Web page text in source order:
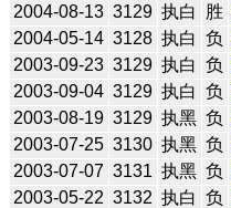
2004-08-13 3129 执白 胜
2004-05-14 3128 执白 负
2003-09-23 3129 执白 负
2003-09-04 3129 执白 负
2003-08-19 3129 执黑 负
2003-07-25 3130 执黑 负
2003-07-07 3131 执黑 负
2003-05-22 3132 执白 负